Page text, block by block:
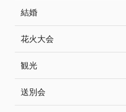
結婚
花火大会
観光
送別会